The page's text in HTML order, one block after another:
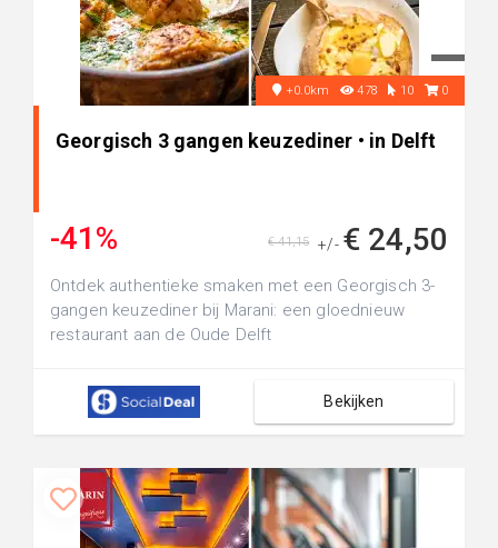
+0.0km 478 10 0
Georgisch 3 gangen keuzediner • in Delft
-41% +/- € 24,50
€ 41,15
Ontdek authentieke smaken met een Georgisch 3-
gangen keuzediner bij Marani: een gloednieuw
restaurant aan de Oude Delft
Bekijken